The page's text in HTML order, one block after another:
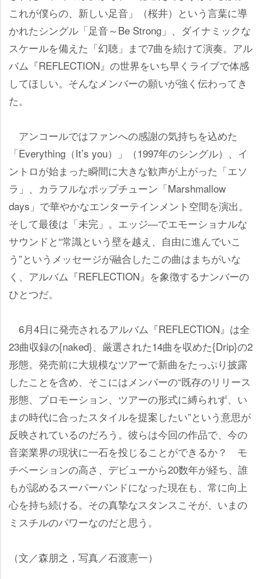
これが僕らの、新しい足音」（桜井）という言葉に導
かれたシングル「足音～Be Strong」、ダイナミックな
スケールを備えた「幻聴」まで7曲を続けて演奏。アル
バム『REFLECTION』の世界をいち早くライブで体感
してほしい。そんなメンバーの願いが強く伝わってき
た。
アンコールではファンへの感謝の気持ちを込めた
「Everything（It’s you）」（1997年のシングル）、イ
ントロが始まった瞬間に大きな歓声が上がった「エソ
ラ」、カラフルなポップチューン「Marshmallow
days」で華やかなエンターテインメント空間を演出。
そして最後は「未完」。エッジ―でエモーショナルな
サウンドと“常識という壁を越え、自由に進んでいこ
う”というメッセージが融合したこの曲はまちがいな
く、アルバム『REFLECTION』を象徴するナンバーの
ひとつだ。
6月4日に発売されるアルバム『REFLECTION』は全
23曲収録の{naked}、厳選された14曲を収めた{Drip}の2
形態。発売前に大規模なツアーで新曲をたっぷり披露
したことを含め、そこにはメンバーの“既存のリリース
形態、プロモーション、ツアーの形式に縛られず、い
まの時代に合ったスタイルを提案したい”という意思が
反映されているのだろう。彼らは今回の作品で、今の
音楽業界の現状に一石を投じることができるか？ モ
チベーションの高さ、デビューから20数年が経ち、誰
もが認めるスーパーバンドになった現在も、常に向上
心を持ち続ける。その真摯なスタンスこそが、いまの
ミスチルのパワーなのだと思う。
（文／森朋之，写真／石渡憲一）